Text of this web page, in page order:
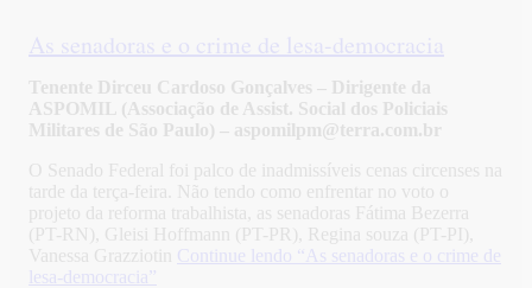
As senadoras e o crime de lesa-democracia
Tenente Dirceu Cardoso Gonçalves – Dirigente da
ASPOMIL (Associação de Assist. Social dos Policiais
Militares de São Paulo) – aspomilpm@terra.com.br
O Senado Federal foi palco de inadmissíveis cenas circenses na
tarde da terça-feira. Não tendo como enfrentar no voto o
projeto da reforma trabalhista, as senadoras Fátima Bezerra
(PT-RN), Gleisi Hoffmann (PT-PR), Regina souza (PT-PI),
Vanessa Grazziotin Continue lendo “As senadoras e o crime de
lesa-democracia”